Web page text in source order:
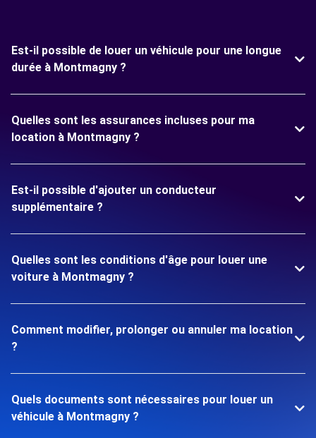
Est-il possible de louer un véhicule pour une longue
durée à Montmagny ?
Quelles sont les assurances incluses pour ma
location à Montmagny ?
Est-il possible d'ajouter un conducteur
supplémentaire ?
Quelles sont les conditions d'âge pour louer une
voiture à Montmagny ?
Comment modifier, prolonger ou annuler ma location
?
Quels documents sont nécessaires pour louer un
véhicule à Montmagny ?